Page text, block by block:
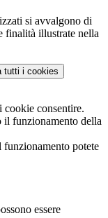
si avvalgono di
finalità illustrate nella
tutti i cookies
cookie consentire.
il funzionamento della
funzionamento potete
essere